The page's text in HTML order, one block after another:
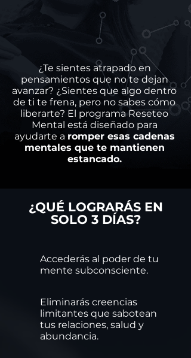
¿Te sientes atrapado en
pensamientos que no te dejan
avanzar? ¿Sientes que algo dentro
de ti te frena, pero no sabes cómo
liberarte? El programa Reseteo
Mental está diseñado para
ayudarte a romper esas cadenas
mentales que te mantienen
estancado.
¿QUÉ LOGRARÁS EN
SOLO 3 DÍAS?
Accederás al poder de tu
mente subconsciente.
Eliminarás creencias
limitantes que sabotean
tus relaciones, salud y
abundancia.